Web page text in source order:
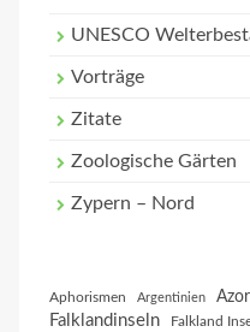
UNESCO
Vorträge
Zitate
Zoologische Gärten
Zypern – Nord
Aphorismen Argentinien
Falklandinseln Falkland